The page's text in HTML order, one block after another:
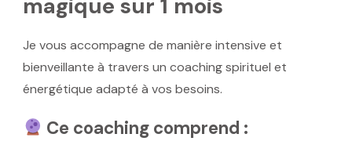
magique sur 1 mois
Je vous accompagne de manière intensive et
bienveillante à travers un coaching spirituel et
énergétique adapté à vos besoins.
Ce coaching comprend :